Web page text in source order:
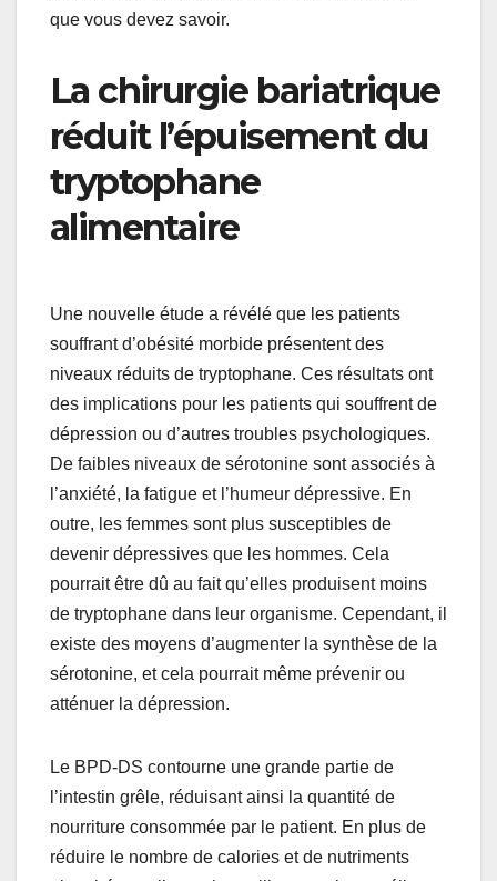
que vous devez savoir.
La chirurgie bariatrique
réduit l’épuisement du
tryptophane
alimentaire
Une nouvelle étude a révélé que les patients
souffrant d’obésité morbide présentent des
niveaux réduits de tryptophane. Ces résultats ont
des implications pour les patients qui souffrent de
dépression ou d’autres troubles psychologiques.
De faibles niveaux de sérotonine sont associés à
l’anxiété, la fatigue et l’humeur dépressive. En
outre, les femmes sont plus susceptibles de
devenir dépressives que les hommes. Cela
pourrait être dû au fait qu’elles produisent moins
de tryptophane dans leur organisme. Cependant, il
existe des moyens d’augmenter la synthèse de la
sérotonine, et cela pourrait même prévenir ou
atténuer la dépression.
Le BPD-DS contourne une grande partie de
l’intestin grêle, réduisant ainsi la quantité de
nourriture consommée par le patient. En plus de
réduire le nombre de calories et de nutriments